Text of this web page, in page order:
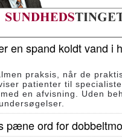
en spand koldt vand i
praksis, når de
patienter til
en afvisning. Uden
pæne ord for